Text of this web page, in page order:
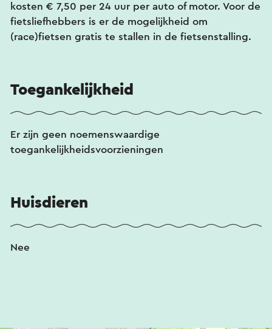
kosten € 7,50 per 24 uur per auto of motor. Voor de
fietsliefhebbers is er de mogelijkheid om
(race)fietsen gratis te stallen in de fietsenstalling.
Toegankelijkheid
Er zijn geen noemenswaardige
toegankelijkheidsvoorzieningen
Huisdieren
Nee